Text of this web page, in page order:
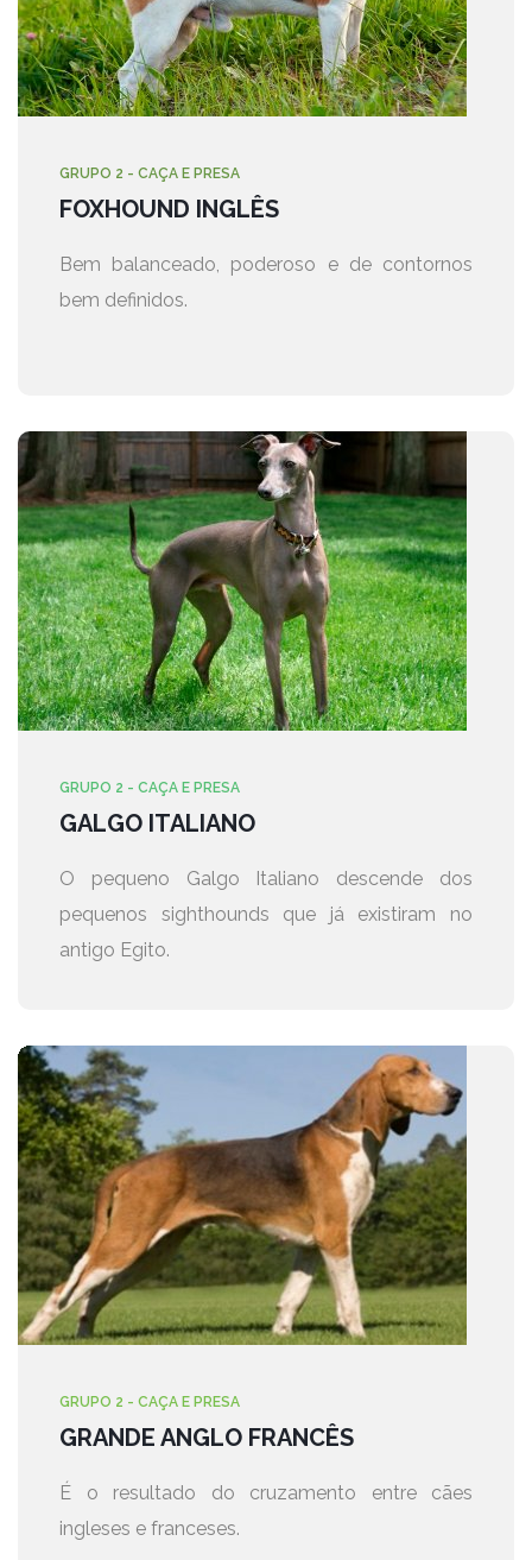
GRUPO 2 - CAÇA E PRESA
FOXHOUND INGLÊS
Bem balanceado, poderoso e de contornos
bem definidos.
GRUPO 2 - CAÇA E PRESA
GALGO ITALIANO
O pequeno Galgo Italiano descende dos
pequenos sighthounds que já existiram no
antigo Egito.
GRUPO 2 - CAÇA E PRESA
GRANDE ANGLO FRANCÊS
É o resultado do cruzamento entre cães
ingleses e franceses.